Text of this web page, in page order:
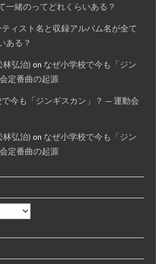
一緒のってどれくらいある？
ィスト名と収録アルバム名が全て
ある？
林弘治) on なぜ小学校で今も「ジン
定番曲の起源
今も「ジンギスカン」？ — 運動会
林弘治) on なぜ小学校で今も「ジン
定番曲の起源